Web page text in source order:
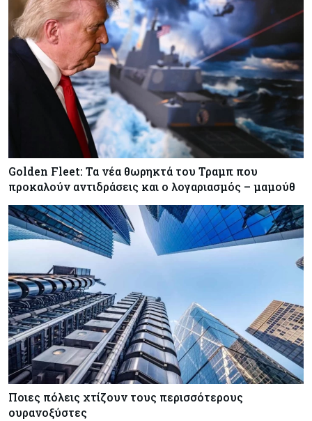
Golden Fleet: Τα νέα θωρηκτά του Τραμπ που
προκαλούν αντιδράσεις και ο λογαριασμός – μαμούθ
Ποιες πόλεις χτίζουν τους περισσότερους
ουρανοξύστες